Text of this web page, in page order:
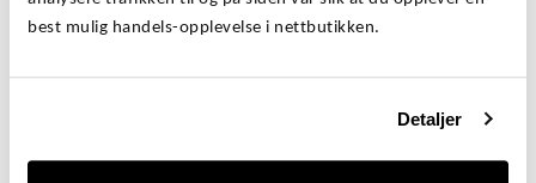
best mulig handels-opplevelse i nettbutikken.
Detaljer
utviklet for deg som ønsker god passform i større
størrelser – uten å gå på kompromiss med stil.
Komfortabel mørk grå bomullsgenser i store
størrelser